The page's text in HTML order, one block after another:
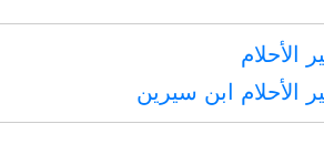
وكيفيته
الأحلام
الأحلام ابن سيرين